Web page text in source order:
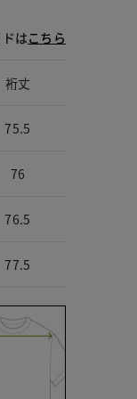
はこちら
裄丈
75.5
76
76.5
77.5